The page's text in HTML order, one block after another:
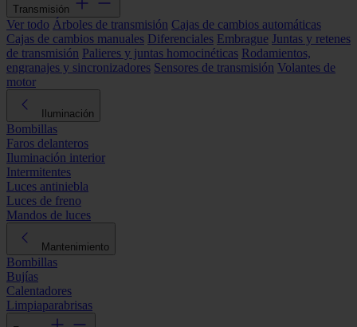
Transmisión
Ver todo Árboles de transmisión Cajas de cambios automáticas
Cajas de cambios manuales Diferenciales Embrague Juntas y retenes
de transmisión Palieres y juntas homocinéticas Rodamientos,
engranajes y sincronizadores Sensores de transmisión Volantes de
motor
Iluminación
Bombillas
Faros delanteros
Iluminación interior
Intermitentes
Luces antiniebla
Luces de freno
Mandos de luces
Mantenimiento
Bombillas
Bujías
Calentadores
Limpiaparabrisas